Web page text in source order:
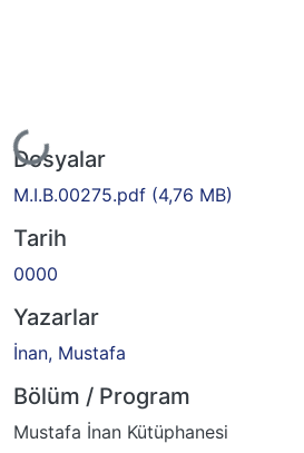
Yükleniyor...
Dosyalar
M.I.B.00275.pdf (4,76 MB)
Tarih
0000
Yazarlar
İnan, Mustafa
Bölüm / Program
Mustafa İnan Kütüphanesi